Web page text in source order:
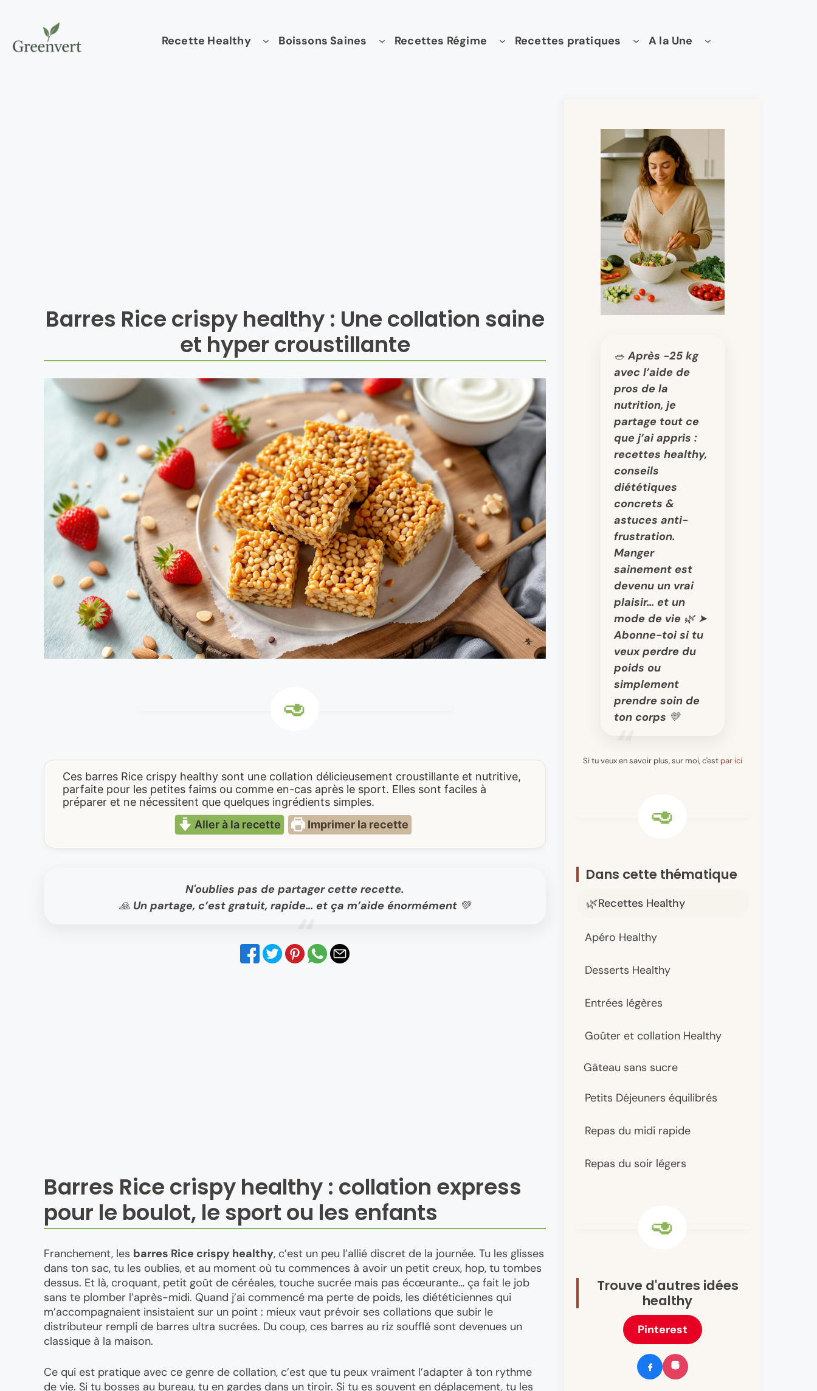
contenu
Recette Healthy Boissons Saines Recettes Régime Recettes pratiques A la Une
Barres Rice crispy healthy : Une collation saine
et hyper croustillante
Ces barres Rice crispy healthy sont une collation délicieusement croustillante et nutritive,
parfaite pour les petites faims ou comme en-cas après le sport. Elles sont faciles à
préparer et ne nécessitent que quelques ingrédients simples.
Aller à la recette
Imprimer la recette
N'oublies pas de partager cette recette.
🙏 Un partage, c’est gratuit, rapide… et ça m’aide énormément 💚
Barres Rice crispy healthy : collation express
pour le boulot, le sport ou les enfants
Franchement, les barres Rice crispy healthy, c’est un peu l’allié discret de la journée. Tu les glisses
dans ton sac, tu les oublies, et au moment où tu commences à avoir un petit creux, hop, tu tombes
dessus. Et là, croquant, petit goût de céréales, touche sucrée mais pas écœurante… ça fait le job
sans te plomber l’après-midi. Quand j’ai commencé ma perte de poids, les diététiciennes qui
m’accompagnaient insistaient sur un point : mieux vaut prévoir ses collations que subir le
distributeur rempli de barres ultra sucrées. Du coup, ces barres au riz soufflé sont devenues un
classique à la maison.
Ce qui est pratique avec ce genre de collation, c’est que tu peux vraiment l’adapter à ton rythme
de vie. Si tu bosses au bureau, tu en gardes dans un tiroir. Si tu es souvent en déplacement, tu les
🥗 Après -25 kg
avec l’aide de
pros de la
nutrition, je
partage tout ce
que j’ai appris :
recettes healthy,
conseils
diététiques
concrets &
astuces anti-
frustration.
Manger
sainement est
devenu un vrai
plaisir… et un
mode de vie 🌿 ➤
Abonne-toi si tu
veux perdre du
poids ou
simplement
prendre soin de
ton corps 💛
Si tu veux en savoir plus, sur moi, c'est par ici
Dans cette thématique
Recettes Healthy
Apéro Healthy
Desserts Healthy
Entrées légères
Goûter et collation Healthy
Gâteau sans sucre
Petits Déjeuners équilibrés
Repas du midi rapide
Repas du soir légers
Trouve d'autres idées
healthy
Pinterest